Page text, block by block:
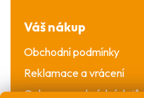
Váš nákup
Obchodní podmínky
Reklamace a vrácení
Ochrana osobních údajů